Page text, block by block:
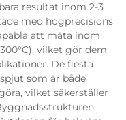
resultat inom 2-3
med högprecisions
att mäta inom
vilket gör dem
De flesta
som är både
vilket säkerställer